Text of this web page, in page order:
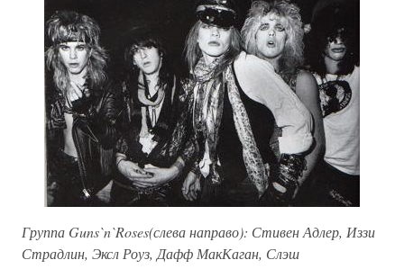
Группа Guns`n`Roses(слева направо): Стивен Адлер, Иззи
Страдлин, Эксл Роуз, Дафф МакКаган, Слэш